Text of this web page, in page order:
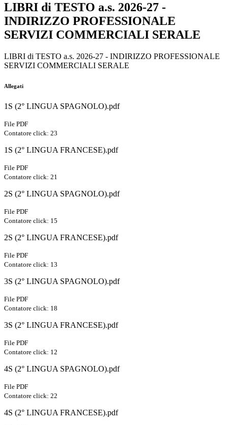
LIBRI di TESTO a.s. 2026-27 -
INDIRIZZO PROFESSIONALE
SERVIZI COMMERCIALI SERALE
LIBRI di TESTO a.s. 2026-27 - INDIRIZZO PROFESSIONALE
SERVIZI COMMERCIALI SERALE
Allegati
1S (2° LINGUA SPAGNOLO).pdf
File PDF
Contatore click: 23
1S (2° LINGUA FRANCESE).pdf
File PDF
Contatore click: 21
2S (2° LINGUA SPAGNOLO).pdf
File PDF
Contatore click: 15
2S (2° LINGUA FRANCESE).pdf
File PDF
Contatore click: 13
3S (2° LINGUA SPAGNOLO).pdf
File PDF
Contatore click: 18
3S (2° LINGUA FRANCESE).pdf
File PDF
Contatore click: 12
4S (2° LINGUA SPAGNOLO).pdf
File PDF
Contatore click: 22
4S (2° LINGUA FRANCESE).pdf